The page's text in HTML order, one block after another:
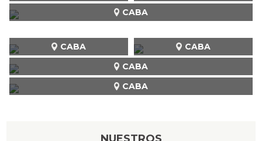
CABA
CABA
CABA CABA
CABA